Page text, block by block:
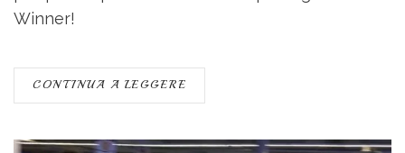
Winner!
CONTINUA A LEGGERE